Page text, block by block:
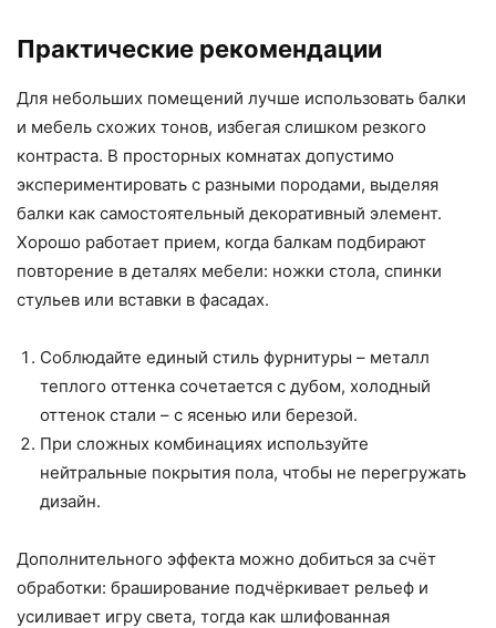
Практические рекомендации
Для небольших помещений лучше использовать балки
и мебель схожих тонов, избегая слишком резкого
контраста. В просторных комнатах допустимо
экспериментировать с разными породами, выделяя
балки как самостоятельный декоративный элемент.
Хорошо работает прием, когда балкам подбирают
повторение в деталях мебели: ножки стола, спинки
стульев или вставки в фасадах.
Соблюдайте единый стиль фурнитуры – металл
теплого оттенка сочетается с дубом, холодный
оттенок стали – с ясенью или березой.
При сложных комбинациях используйте
нейтральные покрытия пола, чтобы не перегружать
дизайн.
Дополнительного эффекта можно добиться за счёт
обработки: браширование подчёркивает рельеф и
усиливает игру света, тогда как шлифованная